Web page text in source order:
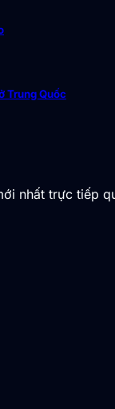
Trung Quốc
nhất trực tiếp